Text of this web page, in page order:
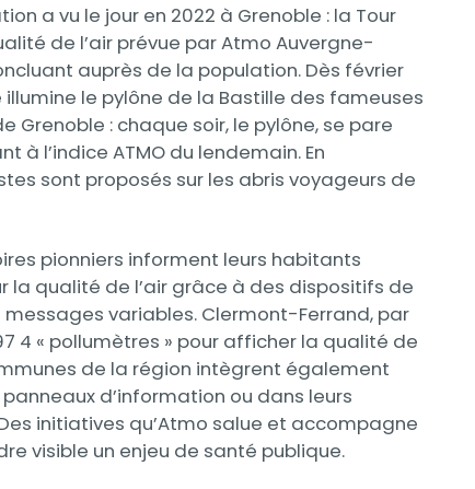
a vu le jour en 2022 à Grenoble : la Tour
de l’air prévue par Atmo Auvergne-
auprès de la population. Dès février
le pylône de la Bastille des fameuses
Grenoble : chaque soir, le pylône, se pare
à l’indice ATMO du lendemain. En
sont proposés sur les abris voyageurs de
pionniers informent leurs habitants
la qualité de l’air grâce à des dispositifs de
variables. Clermont-Ferrand, par
4 « pollumètres » pour afficher la qualité de
de la région intègrent également
d’information ou dans leurs
initiatives qu’Atmo salue et accompagne
visible un enjeu de santé publique.